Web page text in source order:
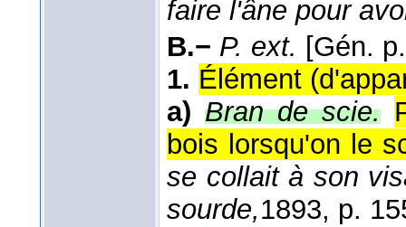
faire l'âne pour
B.− P. ext. [Gén.
1. Élément
a) Bran de scie.
bois lorsqu'on le
se collait à son
sourde,1893, p.